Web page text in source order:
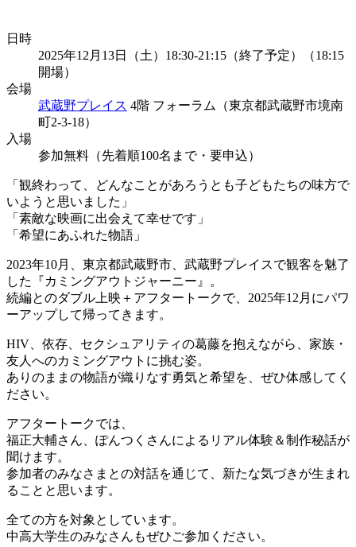
日時
2025年12月13日（土）18:30-21:15（終了予定）（18:15
開場）
会場
武蔵野プレイス 4階 フォーラム（東京都武蔵野市境南
町2-3-18）
入場
参加無料（先着順100名まで・要申込）
「観終わって、どんなことがあろうとも子どもたちの味方で
いようと 思いました」
「素敵な映画に出会えて幸せです」
「希望にあふれた物語」
2023年10月、東京都武蔵野市、武蔵野プレイスで観客を魅了
した『カミングアウトジャーニー』。
続編とのダブル上映＋アフタートークで、2025年12月にパワ
ーアップして帰ってきます。
HIV、依存、セクシュアリティの葛藤を抱えながら、家族・
友人 へのカミングアウトに挑む姿。
ありのままの物語が織りなす勇気と希望を、ぜひ体感してく
ださい。
アフタートークでは、
福正大輔さん、ぽんつくさんによるリアル体験＆制作秘話が
聞けま す。
参加者のみなさまとの対話を通じて、新たな気づきが生まれ
ること と思います。
全ての方を対象としています。
中高大学生のみなさんもぜひご参加ください。